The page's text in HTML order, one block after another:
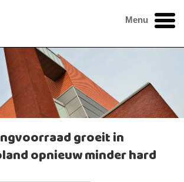
Menu
groeit in
opnieuw minder hard